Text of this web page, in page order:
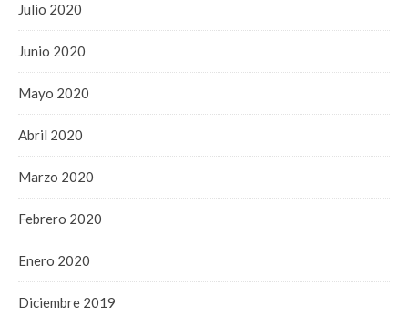
Julio 2020
Junio 2020
Mayo 2020
Abril 2020
Marzo 2020
Febrero 2020
Enero 2020
Diciembre 2019